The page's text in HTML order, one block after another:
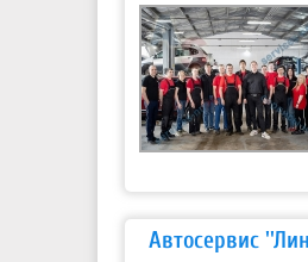
Автосервис